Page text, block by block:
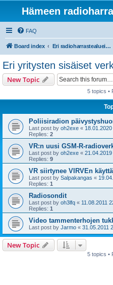
Hämeen
FAQ
Board index Eri radioharrastealueiden mukaiset osastot
Eri yritysten sisäiset
New Topic
5 topics •
Poliisiradion
Last post by oh2exe «
Replies: 2
VR:n uusi GSM-R-
Last post by oh2exe «
Replies: 9
VR siirtynee VIRVEn
Last post by Salpakangas «
Replies: 1
Radiosondit
Last post by oh3lfq « 11.08.2011
Replies: 1
Video tammenterhojen
Last post by Jarmo « 31.05.2011
New Topic
5 topics •